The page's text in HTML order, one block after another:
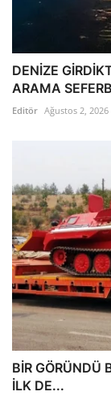
DENİZE
ARAMA
Editör Ağustos 2, 2026
BİR GÖRÜNDÜ
İLK DE...